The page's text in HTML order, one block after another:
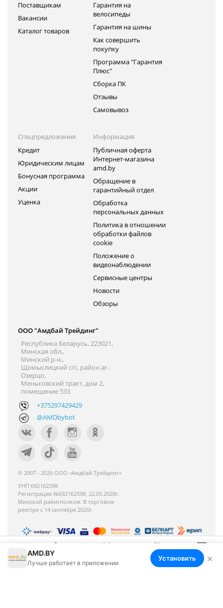
Меню Корзина Избранное Сравнение Войти
Поставщикам
Вакансии
Каталог товаров
Гарантия на
велосипеды
Гарантия на шины
Как совершить
покупку
Программа "Гарантия
Плюс"
Сборка ПК
Отзывы
Самовывоз
Спецпредложения
Кредит
Юридическим лицам
Бонусная программа
Акции
Уценка
Информация
Публичная оферта
Интернет-магазина
amd.by
Обращение в
гарантийный отдел
Обработка
персональных данных
Политика в отношении
обработки файлов
cookie
Положение о
видеонаблюдении
Сервисные центры
Новости
Обзоры
ООО "Амдбай Трейдинг"
Республика Беларусь, 223021,
Минская обл.,
Минский р-н.,
Щомыслицкий с/с, район аг.
Озерцо,
Меньковский тракт, дом 2,
помещение 533
+375297429429
@AMDbybot
© 2007 - 2026 ООО «Амдбай Трейдинг»
УНП 692162598
Регистрация №692162598, 22.05.2020г.
Минский райисполком. В торговом
реестре с 14 сентября 2020г.
Номер телефона работников местных
исполнительных и распорядительных органов по
AMD.BY
Лучше работает в приложении
Установить ×